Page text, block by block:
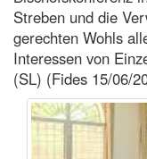
Streben und die
gerechten Wohls
Interessen von
(SL) (Fides 15/06/